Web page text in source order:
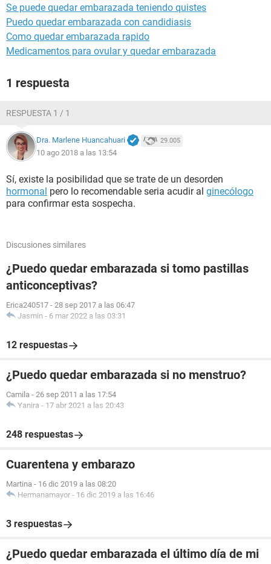
Se puede quedar embarazada teniendo quistes
Puedo quedar embarazada con candidiasis
Como quedar embarazada rapido
Medicamentos para ovular y quedar embarazada
1 respuesta
RESPUESTA 1 / 1
Dra. Marlene Huancahuari 29.005
10 ago 2018 a las 13:54
Sí, existe la posibilidad que se trate de un desorden
hormonal pero lo recomendable seria acudir al ginecólogo
para confirmar esta sospecha.
Discusiones similares
¿Puedo quedar embarazada si tomo pastillas
anticonceptivas?
Erica240517 - 28 sep 2017 a las 06:47
Jasmin - 6 mar 2022 a las 03:31
12 respuestas
¿Puedo quedar embarazada si no menstruo?
Camila - 26 sep 2011 a las 17:54
Yanira - 17 abr 2021 a las 20:43
248 respuestas
Cuarentena y embarazo
Martina - 16 dic 2019 a las 08:20
Hermanamayor - 16 dic 2019 a las 16:46
3 respuestas
¿Puedo quedar embarazada el último día de mi